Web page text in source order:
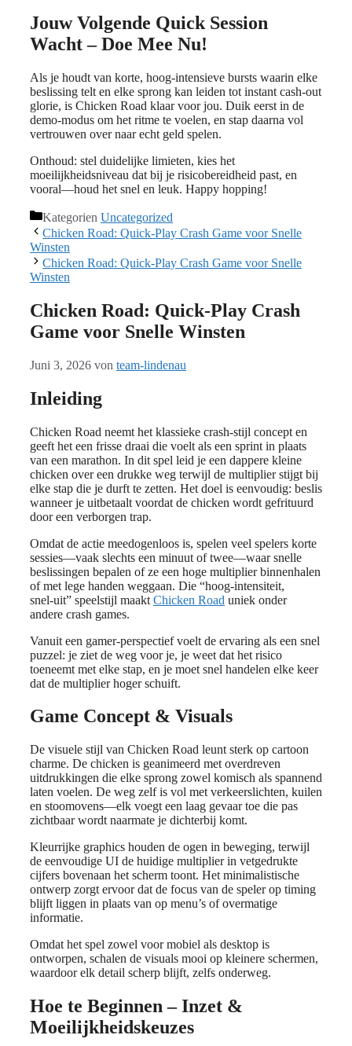
Jouw Volgende Quick Session
Wacht – Doe Mee Nu!
Als je houdt van korte, hoog‑intensieve bursts waarin elke
beslissing telt en elke sprong kan leiden tot instant cash‑out
glorie, is Chicken Road klaar voor jou. Duik eerst in de
demo‑modus om het ritme te voelen, en stap daarna vol
vertrouwen over naar echt geld spelen.
Onthoud: stel duidelijke limieten, kies het
moeilijkheidsniveau dat bij je risicobereidheid past, en
vooral—houd het snel en leuk. Happy hopping!
Kategorien Uncategorized
Chicken Road: Quick‑Play Crash Game voor Snelle
Winsten
Chicken Road: Quick‑Play Crash Game voor Snelle
Winsten
Chicken Road: Quick‑Play Crash
Game voor Snelle Winsten
Juni 3, 2026 von team-lindenau
Inleiding
Chicken Road neemt het klassieke crash‑stijl concept en
geeft het een frisse draai die voelt als een sprint in plaats
van een marathon. In dit spel leid je een dappere kleine
chicken over een drukke weg terwijl de multiplier stijgt bij
elke stap die je durft te zetten. Het doel is eenvoudig: beslis
wanneer je uitbetaalt voordat de chicken wordt gefrituurd
door een verborgen trap.
Omdat de actie meedogenloos is, spelen veel spelers korte
sessies—vaak slechts een minuut of twee—waar snelle
beslissingen bepalen of ze een hoge multiplier binnenhalen
of met lege handen weggaan. Die “hoog‑intensiteit,
snel‑uit” speelstijl maakt Chicken Road uniek onder
andere crash games.
Vanuit een gamer‑perspectief voelt de ervaring als een snel
puzzel: je ziet de weg voor je, je weet dat het risico
toeneemt met elke stap, en je moet snel handelen elke keer
dat de multiplier hoger schuift.
Game Concept & Visuals
De visuele stijl van Chicken Road leunt sterk op cartoon
charme. De chicken is geanimeerd met overdreven
uitdrukkingen die elke sprong zowel komisch als spannend
laten voelen. De weg zelf is vol met verkeerslichten, kuilen
en stoomovens—elk voegt een laag gevaar toe die pas
zichtbaar wordt naarmate je dichterbij komt.
Kleurrijke graphics houden de ogen in beweging, terwijl
de eenvoudige UI de huidige multiplier in vetgedrukte
cijfers bovenaan het scherm toont. Het minimalistische
ontwerp zorgt ervoor dat de focus van de speler op timing
blijft liggen in plaats van op menu’s of overmatige
informatie.
Omdat het spel zowel voor mobiel als desktop is
ontworpen, schalen de visuals mooi op kleinere schermen,
waardoor elk detail scherp blijft, zelfs onderweg.
Hoe te Beginnen – Inzet &
Moeilijkheidskeuzes